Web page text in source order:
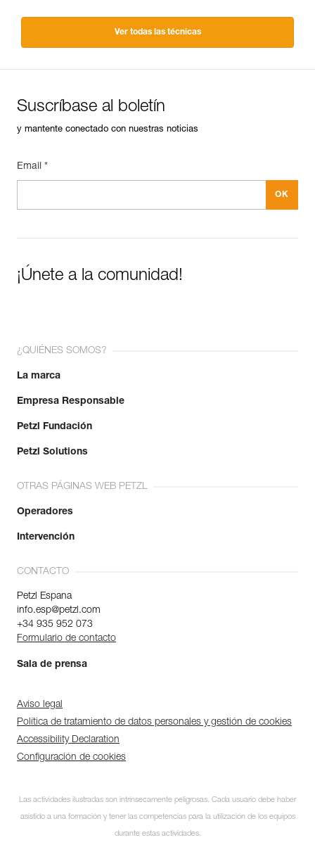
Ver todas las técnicas
Suscríbase al boletín
y mantente conectado con nuestras noticias
Email *
¡Únete a la comunidad!
¿QUIÉNES SOMOS?
La marca
Empresa Responsable
Petzl Fundación
Petzl Solutions
OTRAS PÁGINAS WEB PETZL
Operadores
Intervención
CONTACTO
Petzl Espana
info.esp@petzl.com
+34 935 952 073
Formulario de contacto
Sala de prensa
Aviso legal
Política de tratamiento de datos personales y gestión de cookies
Accessibility Declaration
Configuración de cookies
Las actividades ilustradas son intrínsecamente peligrosas. Cada usuario debe haber
asistido a una formación y tener las competencias para la utilización de los equipos
durante estas actividades.